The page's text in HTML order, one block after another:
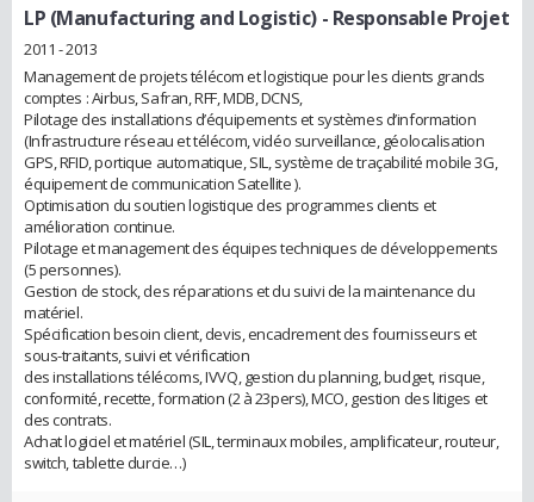
LP (Manufacturing and Logistic)- Responsable Projet
2011 - 2013
Management de projets télécom et logistique pour les clients grands
comptes : Airbus, Safran, RFF, MDB, DCNS,
Pilotage des installations d’équipements et systèmes d’information
(Infrastructure réseau et télécom, vidéo surveillance, géolocalisation
GPS, RFID, portique automatique, SIL, système de traçabilité mobile 3G,
équipement de communication Satellite ).
Optimisation du soutien logistique des programmes clients et
amélioration continue.
Pilotage et management des équipes techniques de développements
(5 personnes).
Gestion de stock, des réparations et du suivi de la maintenance du
matériel.
Spécification besoin client, devis, encadrement des fournisseurs et
sous-traitants, suivi et vérification
des installations télécoms, IVVQ, gestion du planning, budget, risque,
conformité, recette, formation (2 à 23pers), MCO, gestion des litiges et
des contrats.
Achat logiciel et matériel (SIL, terminaux mobiles, amplificateur, routeur,
switch, tablette durcie…)